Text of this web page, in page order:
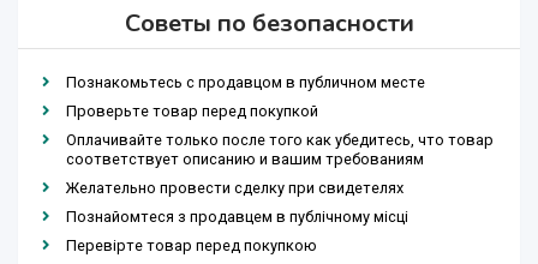
Советы по безопасности
Познакомьтесь с продавцом в публичном месте
Проверьте товар перед покупкой
Оплачивайте только после того как убедитесь, что товар
соответствует описанию и вашим требованиям
Желательно провести сделку при свидетелях
Познайомтеся з продавцем в публічному місці
Перевірте товар перед покупкою